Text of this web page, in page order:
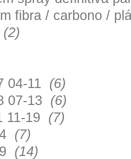
fibra / carbono /
(2)
04-11 (6)
07-13 (6)
11-19 (7)
(7)
(14)